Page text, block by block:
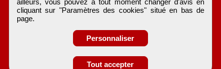
Obtenir ses
ailleurs, vous pouvez à tout moment changer d'avis en
cliquant sur "Paramètres des cookies" situé en bas de
page.
Personnaliser
Tout accepter